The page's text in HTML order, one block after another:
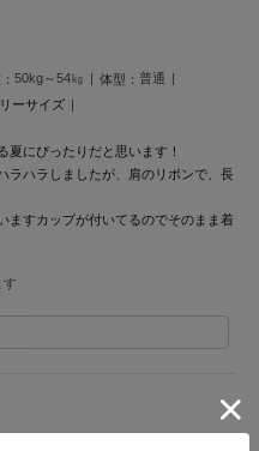
50kg～54㎏ 体型： 普通
ーサイズ
夏にぴったりだと思います！
ラハラしましたが、肩のリボンで、長
ますカップが付いてるのでそのまま着
す